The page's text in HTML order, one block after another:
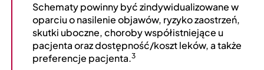
Schematy powinny być zindywidualizowane w
oparciu o nasilenie objawów, ryzyko zaostrzeń,
skutki uboczne, choroby współistniejące u
pacjenta oraz dostępność/koszt leków, a także
preferencje pacjenta.3